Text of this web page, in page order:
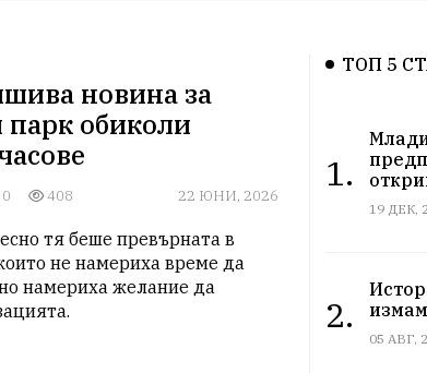
новина за
обиколи
0 408 22 ЮНИ, 2026
тя беше превърната в
не намериха време да
намериха желание да
ТОП 5
1.
19 ДЕК,
2.
05 АВГ,